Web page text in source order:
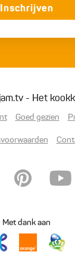
Inschrijven
- Het
Goed gezien
Met dank aan